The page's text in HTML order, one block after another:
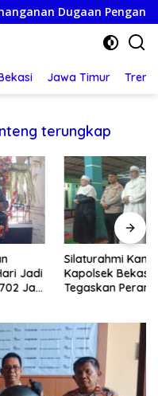
Dugaan Penganiayaan
Jawa Timur
terungkap
Kamtibmas,
Bekasi Barat
Peran Umat dan